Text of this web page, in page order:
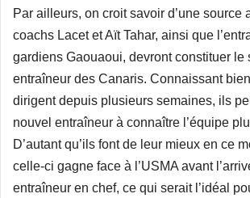
Par ailleurs, on croit savoir d’une source
coachs Lacet et Aït Tahar, ainsi que
gardiens Gaouaoui, devront constituer le
entraîneur des Canaris. Connaissant
dirigent depuis plusieurs semaines, ils
nouvel entraîneur à connaître l’équipe
D’autant qu’ils font de leur mieux en ce
celle-ci gagne face à l’USMA avant
entraîneur en chef, ce qui serait l’idéal